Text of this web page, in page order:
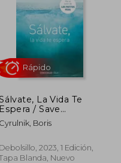
50%
dcto.
La Vida Te
Espera / Save
Yourself, Life Awaits
You
Cyrulnik, Boris
Debolsillo, 2023, 1 Edición,
Blanda, Nuevo